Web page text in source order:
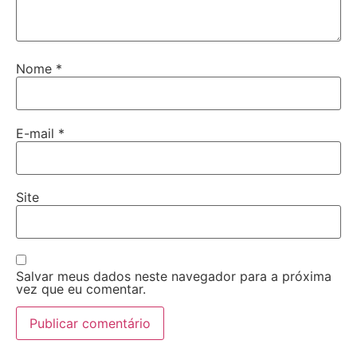
Nome *
E-mail *
Site
Salvar meus dados neste navegador para a próxima
vez que eu comentar.